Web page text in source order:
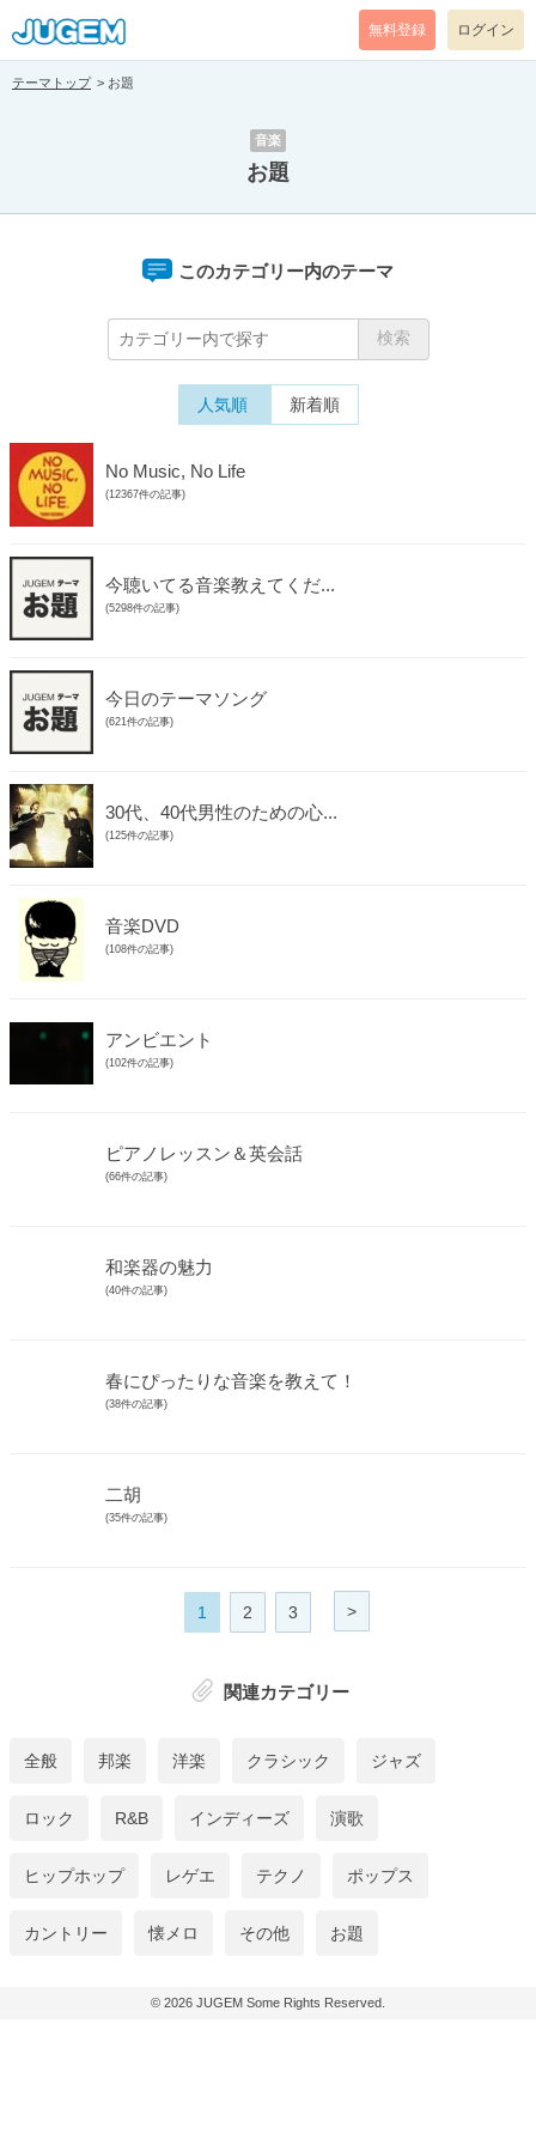
無料登録 ログイン
テーマトップ お題
音楽
お題
このカテゴリー内のテーマ
人気順 新着順
No Music, No Life
(12367件の記事)
今聴いてる音楽教えてくだ...
(5298件の記事)
今日のテーマソング
(621件の記事)
30代、40代男性のための心...
(125件の記事)
音楽DVD
(108件の記事)
アンビエント
(102件の記事)
ピアノレッスン＆英会話
(66件の記事)
和楽器の魅力
(40件の記事)
春にぴったりな音楽を教えて！
(38件の記事)
二胡
(35件の記事)
1 2 3 >
関連カテゴリー
全般 邦楽 洋楽 クラシック ジャズ
ロック R&B インディーズ 演歌
ヒップホップ レゲエ テクノ ポップス
カントリー 懐メロ その他 お題
© 2026 JUGEM Some Rights Reserved.